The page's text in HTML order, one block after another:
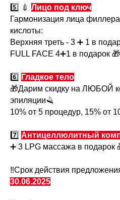
5️⃣ 💉 Лицо под ключ
Гармонизация лица
кислоты:
Верхняя треть - 3 ➕ 1 в
FULL FACE 4➕1 в подарок 🎁
6️⃣ Гладкое тело
🎁Дарим скидку на ЛЮБОЙ
эпиляции🪒
10% от 5 процедур, 15% от
7️⃣ Антицеллюлитный
➕ 3 LPG массажа в подарок
‼Срок действия
30.06.2025